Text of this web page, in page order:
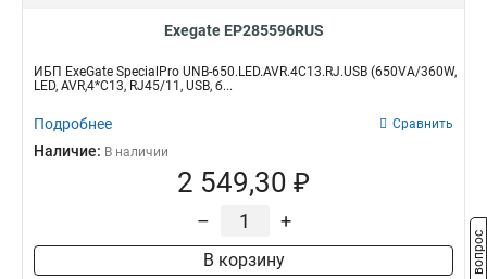
Exegate EP285596RUS
ИБП ExeGate SpecialPro UNB-650.LED.AVR.4C13.RJ.USB (650VA/360W,
LED, AVR,4*C13, RJ45/11, USB, б...
Подробнее Сравнить
Наличие: В наличии
2 549,30 ₽
– +
В корзину